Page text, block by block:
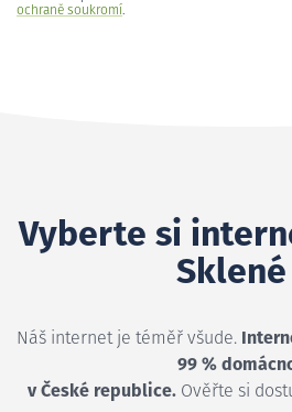
ochraně soukromí.
Vyberte si
Sklené
Náš internet je téměř všude.
99 %
v České republice.Ověřte si